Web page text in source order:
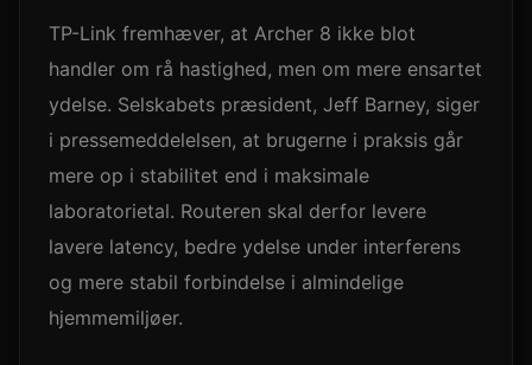
TP-Link fremhæver, at Archer 8 ikke blot
handler om rå hastighed, men om mere ensartet
ydelse. Selskabets præsident, Jeff Barney, siger
i pressemeddelelsen, at brugerne i praksis går
mere op i stabilitet end i maksimale
laboratorietal. Routeren skal derfor levere
lavere latency, bedre ydelse under interferens
og mere stabil forbindelse i almindelige
hjemmemiljøer.